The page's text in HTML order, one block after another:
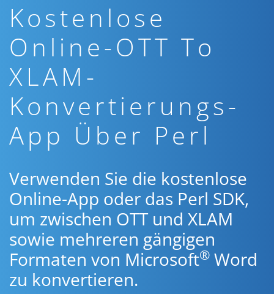
Kostenlose
Online-OTT To
XLAM-
Konvertierungs-
App Über Perl
Verwenden Sie die kostenlose
Online-App oder das Perl SDK,
um zwischen OTT und XLAM
sowie mehreren gängigen
Formaten von Microsoft® Word
zu konvertieren.